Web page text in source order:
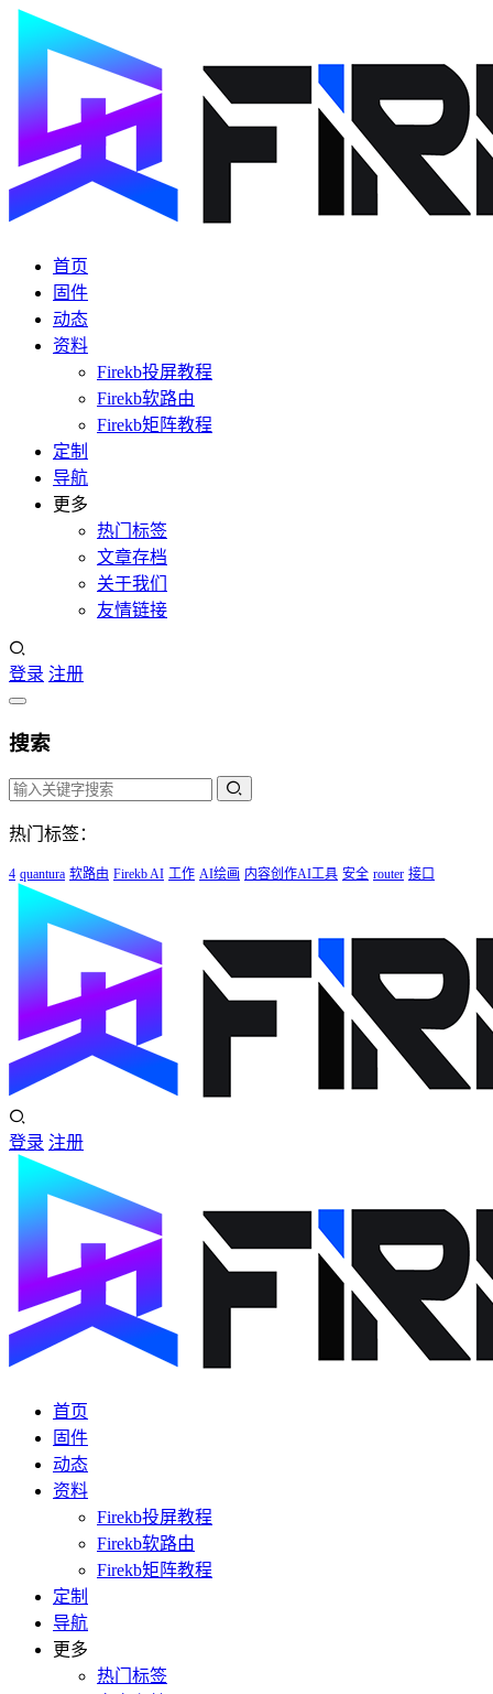
首页
固件
动态
资料
Firekb投屏教程
Firekb软路由
Firekb矩阵教程
定制
导航
更多
热门标签
文章存档
关于我们
友情链接
登录 注册
搜索
热门标签：
4 quantura 软路由 Firekb AI 工作 AI绘画 内容创作AI工具 安全 router 接口
登录 注册
首页
固件
动态
资料
Firekb投屏教程
Firekb软路由
Firekb矩阵教程
定制
导航
更多
热门标签